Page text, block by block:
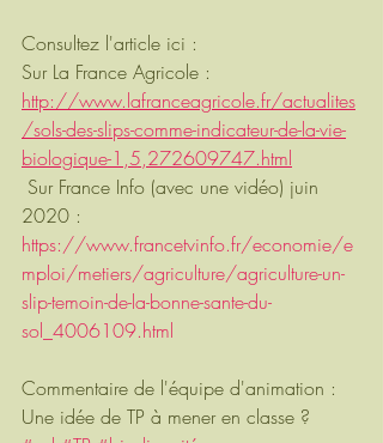
Consultez l'article ici :
Sur La France Agricole :
http://www.lafranceagricole.fr/actualites
/sols-des-slips-comme-indicateur-de-la-vie-
biologique-1,5,272609747.html
2020 :
https://www.francetvinfo.fr/economie/e
mploi/metiers/agriculture/agriculture-un-
slip-temoin-de-la-bonne-sante-du-
sol_4006109.html
Commentaire de l'équipe d'animation :
Une idée de TP à mener en classe ?